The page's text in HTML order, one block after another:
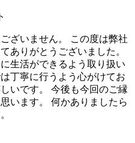
ざいません。 この度は弊社
ありがとうございました。
生活ができるよう取り扱い
丁寧に行うよう心がけてお
いです。 今後も今回のご縁
います。 何かありましたら